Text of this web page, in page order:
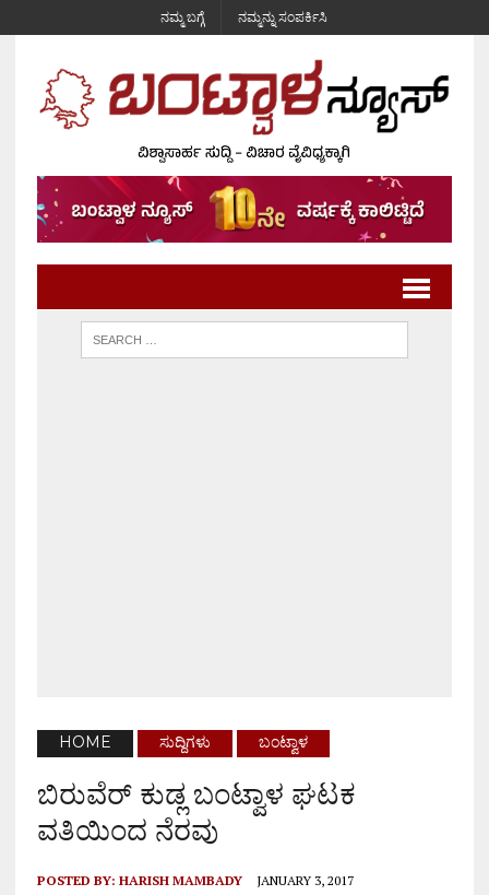
ನಮ್ಮ ಬಗ್ಗೆ ನಮ್ಮನ್ನು ಸಂಪರ್ಕಿಸಿ
HOME ಸುದ್ದಿಗಳು ಬಂಟ್ವಾಳ
ಬಿರುವೆರ್ ಕುಡ್ಲ ಬಂಟ್ವಾಳ ಘಟಕ
ವತಿಯಿಂದ ನೆರವು
POSTED BY: HARISH MAMBADY JANUARY 3, 2017